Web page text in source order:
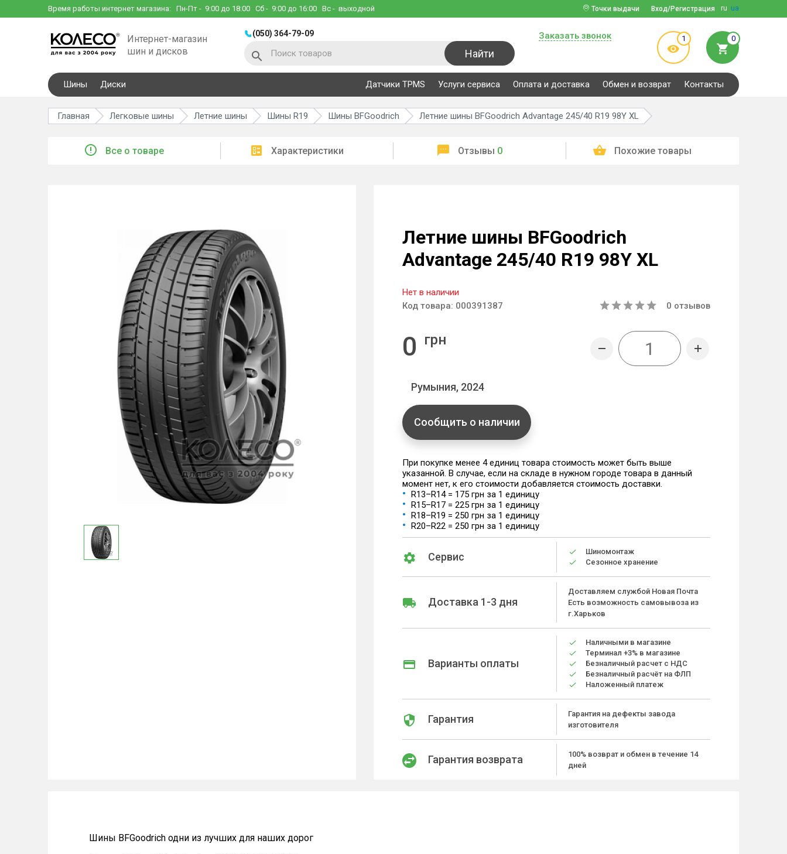
Время работы интернет магазина: Пн-Пт - 9:00 до 18:00 Сб - 9:00 до 16:00 Вс - выходной ru ua
Вход/Регистрация
Точки выдачи
Интернет-магазин
шин и дисков
(050) 364-79-09
Найти
Заказать звонок 1 0
Шины Диски Датчики TPMS Услуги сервиса Оплата и доставка Обмен и возврат Контакты
Главная Легковые шины Летние шины Шины R19 Шины BFGoodrich Летние шины BFGoodrich Advantage 245/40 R19 98Y XL
Все о товаре Характеристики Отзывы 0 Похожие товары
Летние шины BFGoodrich
Advantage 245/40 R19 98Y XL
Нет в наличии
Код товара: 000391387 0 отзывов
0 грн
Румыния, 2024
Сообщить о наличии
При покупке менее 4 единиц товара стоимость может быть выше
указанной. В случае, если на складе в нужном городе товара в данный
момент нет, к его стоимости добавляется стоимость доставки.
R13–R14 = 175 грн за 1 единицу
R15–R17 = 225 грн за 1 единицу
R18–R19 = 250 грн за 1 единицу
R20–R22 = 250 грн за 1 единицу
Сервис
Шиномонтаж
Сезонное хранение
Доставка 1-3 дня
Доставляем службой Новая Почта
Есть возможность самовывоза из
г.Харьков
Варианты оплаты
Наличными в магазине
Терминал +3% в магазине
Безналичный расчет с НДС
Безналичный расчёт на ФЛП
Наложенный платеж
Гарантия
Гарантия на дефекты завода
изготовителя
Гарантия возврата
100% возврат и обмен в течение 14
дней
Шины BFGoodrich одни из лучших для наших дорог